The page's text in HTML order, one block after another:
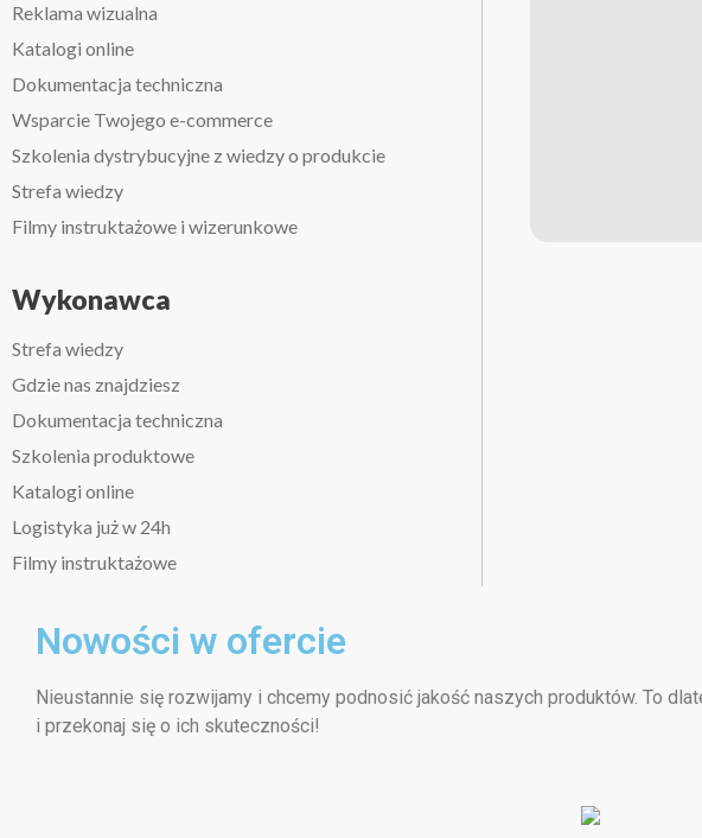
Reklama wizualna
Katalogi online
Dokumentacja techniczna
Wsparcie Twojego e-commerce
Szkolenia dystrybucyjne z wiedzy o produkcie
Strefa wiedzy
Filmy instruktażowe i wizerunkowe
Wykonawca
Strefa wiedzy
Gdzie nas znajdziesz
Dokumentacja techniczna
Szkolenia produktowe
Katalogi online
Logistyka już w 24h
Filmy instruktażowe
Nowości w ofercie
Nieustannie się rozwijamy i chcemy podnosić jakość naszych produktów. To
i przekonaj się o ich skuteczności!